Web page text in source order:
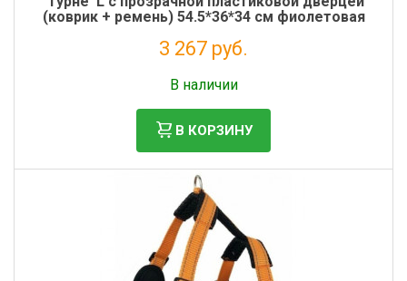
(коврик + ремень) 54.5*36*34 см фиолетовая
3 267 руб.
В наличии
В КОРЗИНУ